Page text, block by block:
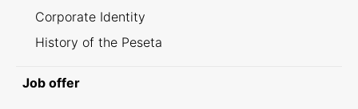
Corporate Identity
History of the Peseta
Job offer